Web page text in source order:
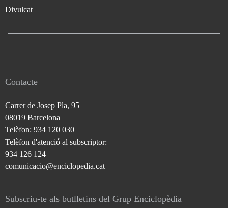
Divulcat
Contacte
Carrer de Josep Pla, 95
08019 Barcelona
Telèfon: 934 120 030
Telèfon d'atenció al subscriptor:
934 126 124
comunicacio@enciclopedia.cat
Subscriu-te als butlletins del Grup Enciclopèdia